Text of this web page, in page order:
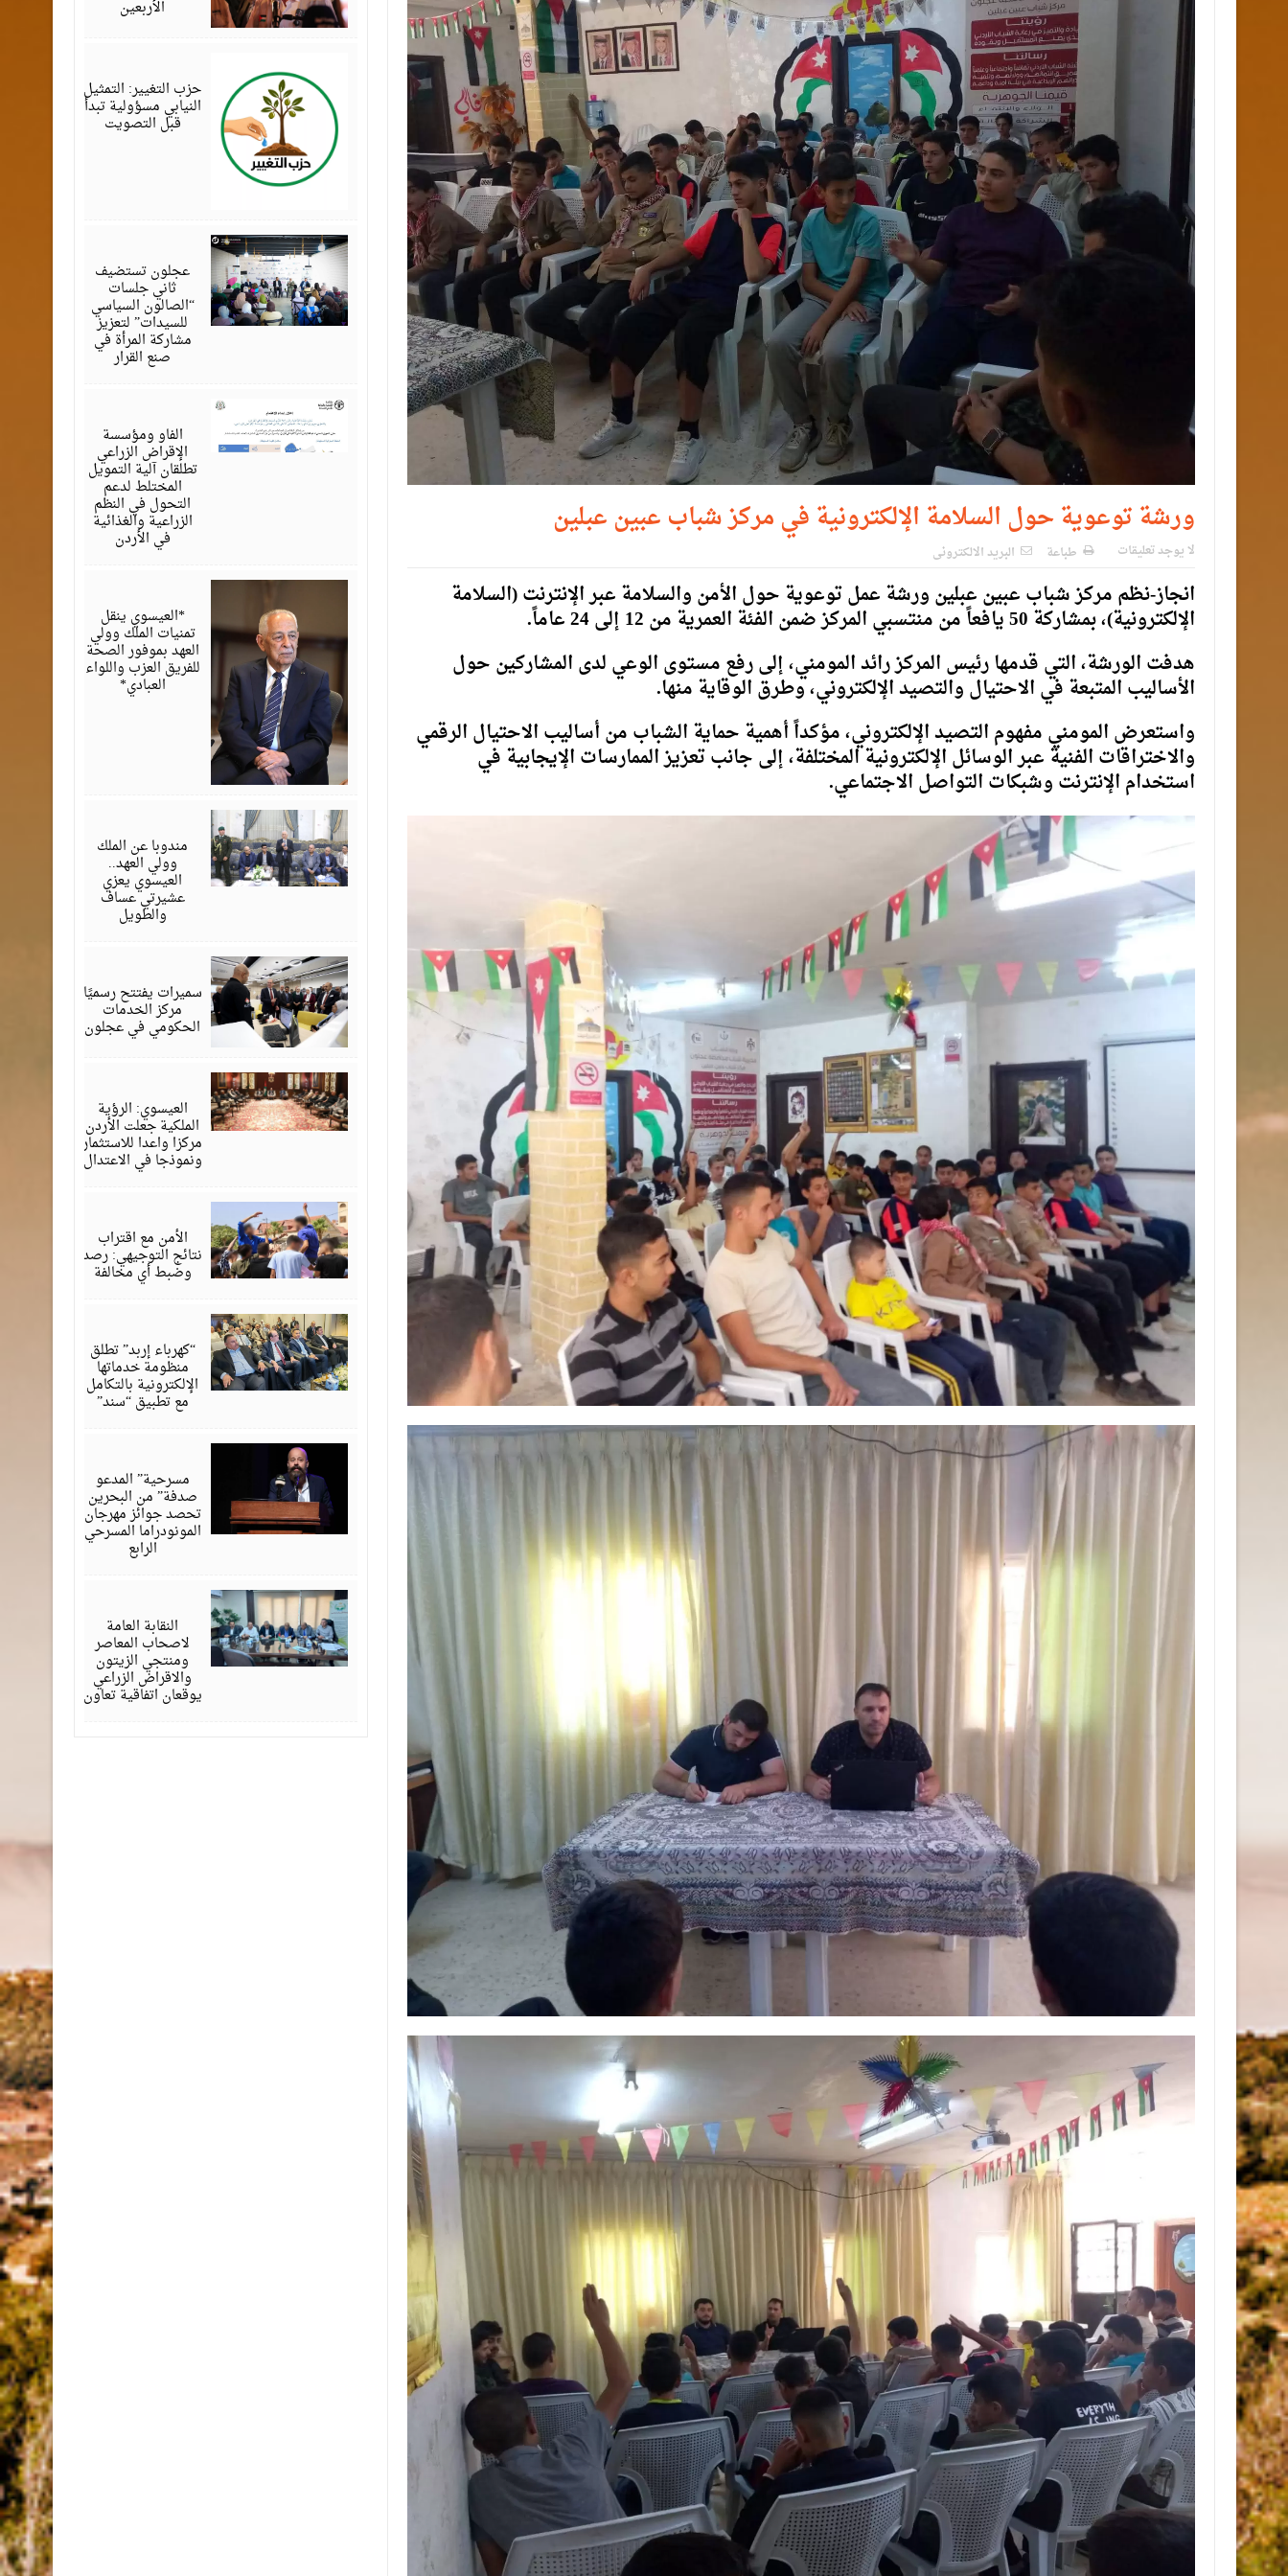
ورشة توعوية حول السلامة الإلكترونية في مركز شباب عبين عبلين
لا يوجد تعليقات طباعة البريد الالكترونى
انجاز-نظم مركز شباب عبين عبلين ورشة عمل توعوية حول الأمن والسلامة عبر الإنترنت (السلامة
الإلكترونية)، بمشاركة 50 يافعاً من منتسبي المركز ضمن الفئة العمرية من 12 إلى 24 عاماً.
هدفت الورشة، التي قدمها رئيس المركز رائد المومني، إلى رفع مستوى الوعي لدى المشاركين حول
الأساليب المتبعة في الاحتيال والتصيد الإلكتروني، وطرق الوقاية منها.
واستعرض المومني مفهوم التصيد الإلكتروني، مؤكداً أهمية حماية الشباب من أساليب الاحتيال الرقمي
والاختراقات الفنية عبر الوسائل الإلكترونية المختلفة، إلى جانب تعزيز الممارسات الإيجابية في
استخدام الإنترنت وشبكات التواصل الاجتماعي.
الأربعين
حزب التغيير: التمثيل
النيابي مسؤولية تبدأ
قبل التصويت
عجلون تستضيف
ثاني جلسات
“الصالون السياسي
للسيدات” لتعزيز
مشاركة المرأة في
صنع القرار
الفاو ومؤسسة
الإقراض الزراعي
تطلقان آلية التمويل
المختلط لدعم
التحول في النظم
الزراعية والغذائية
في الأردن
*العيسوي ينقل
تمنيات الملك وولي
العهد بموفور الصحة
للفريق العزب واللواء
العبادي*
مندوبا عن الملك
وولي العهد..
العيسوي يعزي
عشيرتي عساف
والطويل
سميرات يفتتح رسميًا
مركز الخدمات
الحكومي في عجلون
العيسوي: الرؤية
الملكية جعلت الأردن
مركزا واعدا للاستثمار
ونموذجا في الاعتدال
الأمن مع اقتراب
نتائج التوجيهي: رصد
وضبط أي مخالفة
“كهرباء إربد” تطلق
منظومة خدماتها
الإلكترونية بالتكامل
مع تطبيق “سند”
مسرحية” المدعو
صدفة” من البحرين
تحصد جوائز مهرجان
المونودراما المسرحي
الرابع
النقابة العامة
لاصحاب المعاصر
ومنتجي الزيتون
والاقراض الزراعي
يوقعان اتفاقية تعاون